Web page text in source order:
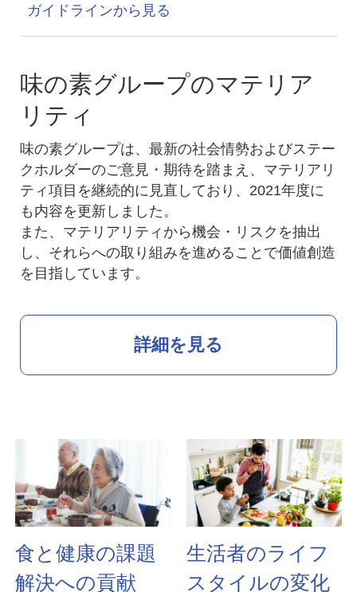
ガイドラインから見る
味の素グループのマテリア
リティ
味の素グループは、最新の社会情勢およびステー
クホルダーのご意見・期待を踏まえ、マテリアリ
ティ項目を継続的に見直しており、2021年度に
も内容を更新しました。
また、マテリアリティから機会・リスクを抽出
し、それらへの取り組みを進めることで価値創造
を目指しています。
詳細を見る
食と健康の課題
解決への貢献
生活者のライフ
スタイルの変化